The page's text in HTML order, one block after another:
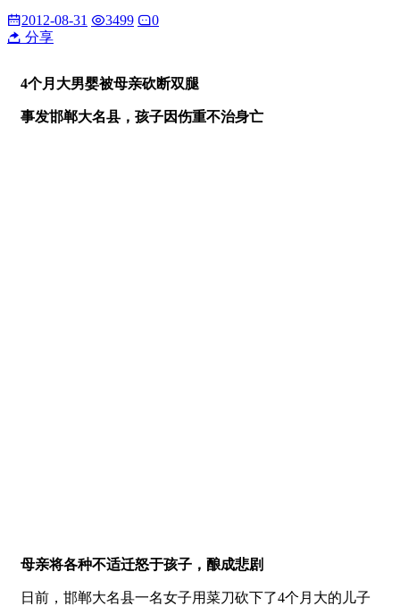
2012-08-31 3499
0
分享
4个月大男婴被母亲砍断双腿
事发邯郸大名县，孩子因伤重不治身亡
母亲将各种不适迁怒于孩子，酿成悲剧
日前，邯郸大名县一名女子用菜刀砍下了4个月大的儿子